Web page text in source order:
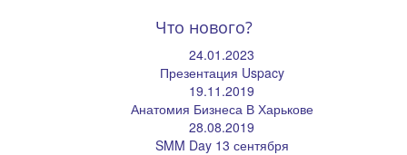
Что нового?
24.01.2023
Презентация Uspacy
19.11.2019
Анатомия Бизнеса В Харькове
28.08.2019
SMM Day 13 сентября